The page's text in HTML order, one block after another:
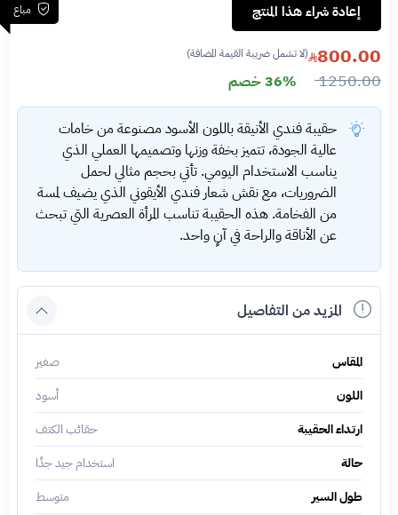
مباع إعادة شراء هذا المنتج
800.00 (لا تشمل ضريبة القيمة المضافة)
1250.00 36% خصم
حقيبة فندي الأنيقة باللون الأسود مصنوعة من خامات
عالية الجودة، تتميز بخفة وزنها وتصميمها العملي الذي
يناسب الاستخدام اليومي. تأتي بحجم مثالي لحمل
الضروريات، مع نقش شعار فندي الأيقوني الذي يضيف لمسة
من الفخامة. هذه الحقيبة تناسب المرأة العصرية التي تبحث
عن الأناقة والراحة في آنٍ واحد.
المزيد من التفاصيل
المقاس
صغير
اللون
أسود
ارتداء الحقيبة
حقائب الكتف
حالة
استخدام جيد جدًا
طول السير
متوسط